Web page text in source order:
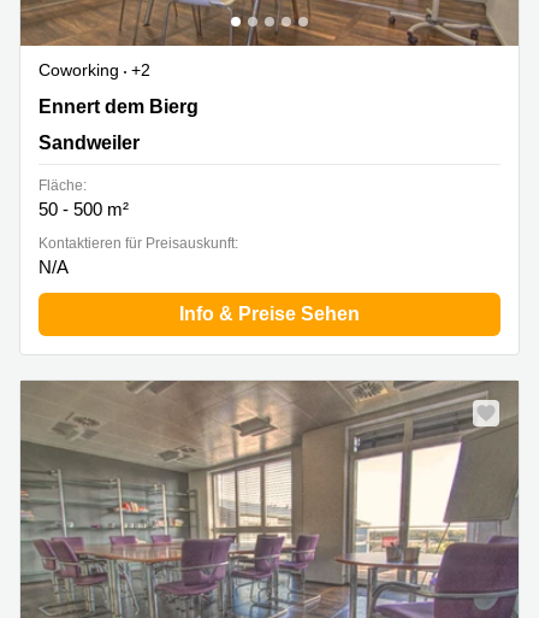
Coworking
+2
2b Ennert dem Bierg, Sandweiler
Ennert dem Bierg
Sandweiler
Fläche:
50 - 500 m²
Kontaktieren für Preisauskunft:
N/A
Info & Preise Sehen